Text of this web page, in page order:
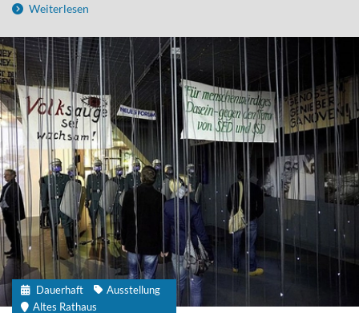
Weiterlesen
Dauerhaft
Ausstellung
Altes Rathaus